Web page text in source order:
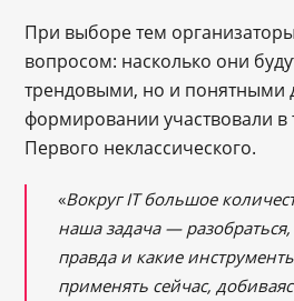
При выборе тем
вопросом: насколько они
трендовыми, но и понятными
формировании участвовали в
Первого неклассического.
«Вокруг IT большое
наша задача — разобраться,
правда и какие
применять сейчас,